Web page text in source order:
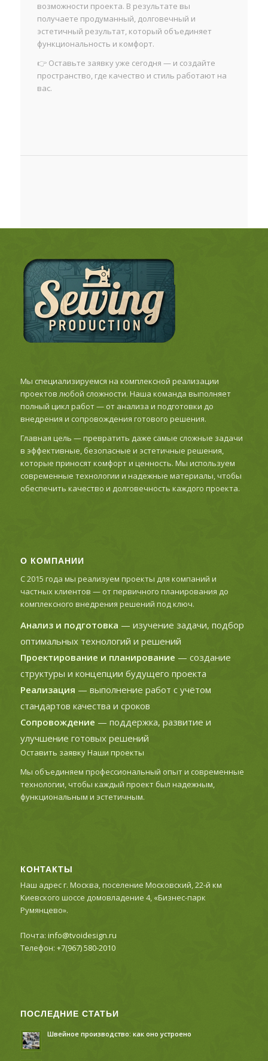
возможности проекта. В результате вы
получаете продуманный, долговечный и
эстетичный результат, который объединяет
функциональность и комфорт.
👉 Оставьте заявку уже сегодня — и создайте
пространство, где качество и стиль работают на
вас.
Мы специализируемся на комплексной реализации
проектов любой сложности. Наша команда выполняет
полный цикл работ — от анализа и подготовки до
внедрения и сопровождения готового решения.
Главная цель — превратить даже самые сложные задачи
в эффективные, безопасные и эстетичные решения,
которые приносят комфорт и ценность. Мы используем
современные технологии и надежные материалы, чтобы
обеспечить качество и долговечность каждого проекта.
О КОМПАНИИ
С 2015 года мы реализуем проекты для компаний и
частных клиентов — от первичного планирования до
комплексного внедрения решений под ключ.
Анализ и подготовка — изучение задачи, подбор
оптимальных технологий и решений
Проектирование и планирование — создание
структуры и концепции будущего проекта
Реализация — выполнение работ с учётом
стандартов качества и сроков
Сопровождение — поддержка, развитие и
улучшение готовых решений
Оставить заявкуНаши проекты
Мы объединяем профессиональный опыт и современные
технологии, чтобы каждый проект был надежным,
функциональным и эстетичным.
КОНТАКТЫ
Наш адрес г. Москва, поселение Московский, 22-й км
Киевского шоссе домовладение 4, «Бизнес-парк
Румянцево».
Почта: info@tvoidesign.ru
Телефон: +7(967) 580-2010
ПОСЛЕДНИЕ СТАТЬИ
Швейное производство: как оно устроено